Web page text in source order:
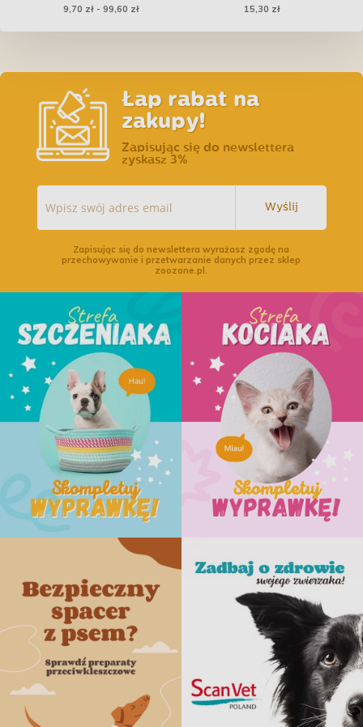
kaczkę 400g
9,70 zł - 99,60 zł 15,30 zł
Łap rabat na
zakupy!
Zapisując się do newslettera
zyskasz 3%
Wyślij
Zapisując się do newslettera wyrażasz zgodę na
przechowywanie i przetwarzanie danych przez sklep
zoozone.pl.